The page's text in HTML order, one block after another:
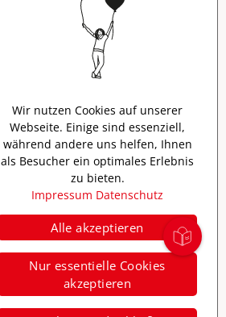
Impressum
Datenschutz
Barrierefreiheit
Wir nutzen Cookies auf unserer
Webseite. Einige sind essenziell,
während andere uns helfen, Ihnen
als Besucher ein optimales Erlebnis
zu bieten.
Impressum Datenschutz
Alle akzeptieren
Nur essentielle Cookies
akzeptieren